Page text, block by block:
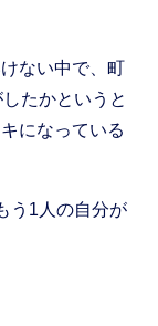
ない中で、町
たかというと
になっている
う1人の自分が